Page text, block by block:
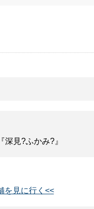
深見?ふかみ?』
を見に行く<<